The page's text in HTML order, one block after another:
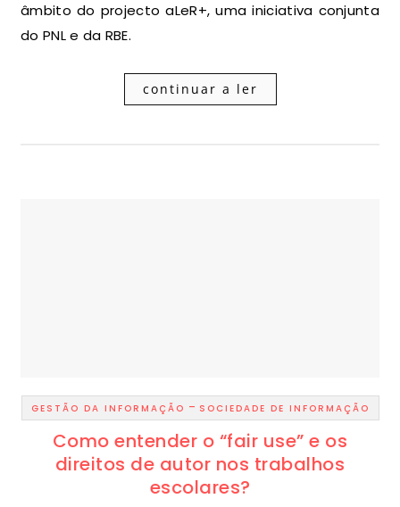
âmbito do projecto aLeR+, uma iniciativa conjunta
do PNL e da RBE.
continuar a ler
GESTÃO DA INFORMAÇÃO - SOCIEDADE DE INFORMAÇÃO
Como entender o “fair use” e os
direitos de autor nos trabalhos
escolares?